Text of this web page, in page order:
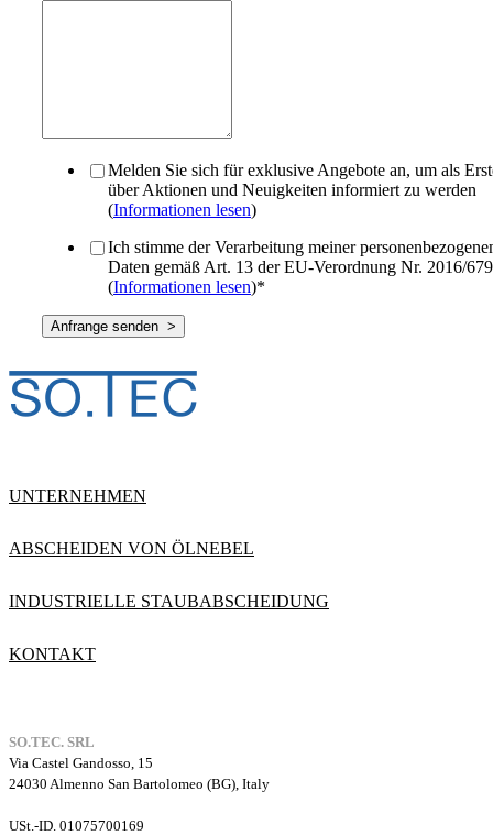
Melden Sie sich für exklusive Angebote an, um als
über Aktionen und Neuigkeiten informiert zu werden
(Informationen lesen)
Ich stimme der Verarbeitung meiner
Daten gemäß Art. 13 der EU-Verordnung Nr. 2016/679
(Informationen lesen)*
UNTERNEHMEN
ABSCHEIDEN VON ÖLNEBEL
INDUSTRIELLE STAUBABSCHEIDUNG
KONTAKT
SO.TEC. SRL
Via Castel Gandosso, 15
24030 Almenno San Bartolomeo (BG), Italy
USt.-ID. 01075700169